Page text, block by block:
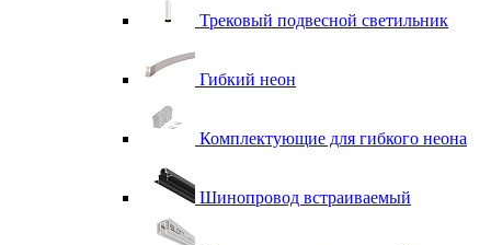
Трековый подвесной светильник
Гибкий неон
Комплектующие для гибкого неона
Шинопровод встраиваемый